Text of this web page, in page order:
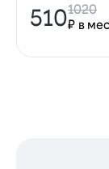
510₽ в
1020